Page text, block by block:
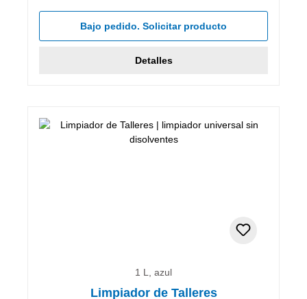
Bajo pedido. Solicitar producto
Detalles
1 L, azul
Limpiador de Talleres